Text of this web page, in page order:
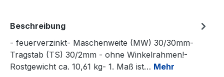
Beschreibung
- feuerverzinkt- Maschenweite (MW) 30/30mm-
Tragstab (TS) 30/2mm - ohne Winkelrahmen!-
Rostgewicht ca. 10,61 kg- 1. Maß ist… Mehr